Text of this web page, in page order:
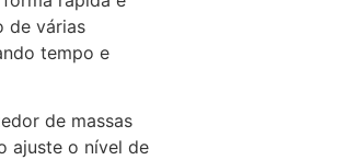
de várias
tempo e
de massas
ajuste o nível de